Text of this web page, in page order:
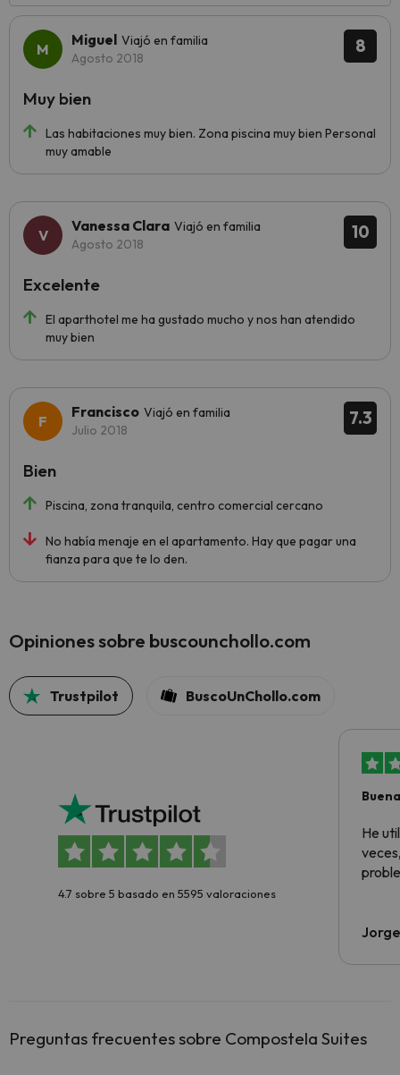
8
Miguel Viajó en familia
Agosto 2018
Las habitaciones muy bien. Zona piscina muy bien Personal
muy amable
Muy bien
10
Vanessa Clara Viajó en familia
Agosto 2018
El aparthotel me ha gustado mucho y nos han atendido
muy bien
Excelente
7.3
Francisco Viajó en familia
Julio 2018
Piscina, zona tranquila, centro comercial cercano
No había menaje en el apartamento. Hay que pagar una
fianza para que te lo den.
Bien
Opiniones sobre buscounchollo.com
Trustpilot BuscoUnChollo.com
4.7 sobre 5 basado en 5595 valoraciones
He
Preguntas frecuentes sobre Compostela Suites